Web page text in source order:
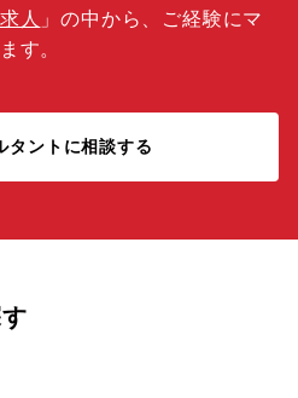
人 」の中から、ご経験にマ
す。
タントに相談する